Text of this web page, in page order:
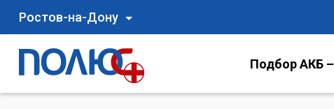
Ростов-на-Дону
Подбор АКБ